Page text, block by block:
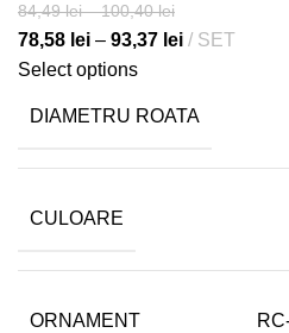
84,49lei–100,40lei
78,58 lei – 93,37 lei
SET
Select options
DIAMETRU ROATA
CULOARE
ORNAMENT